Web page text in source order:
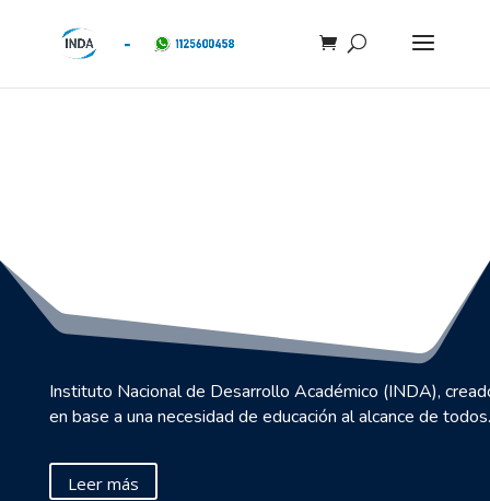
Instituto Nacional de Desarrollo Académico (INDA),
en base a una necesidad de educación al alcance de todos.
Leer más